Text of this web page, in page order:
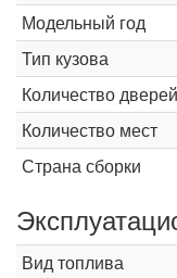
Модельный год
Тип кузова
Количество дверей
Количество мест
Страна сборки
Вид топлива